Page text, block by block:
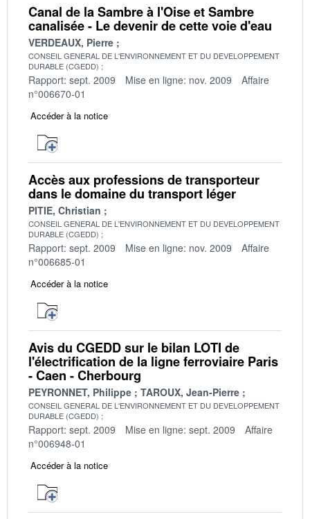
Canal de la Sambre à l'Oise et Sambre
canalisée - Le devenir de cette voie d'eau
VERDEAUX, Pierre
CONSEIL GENERAL DE L'ENVIRONNEMENT ET DU DEVELOPPEMENT
DURABLE (CGEDD)
Rapport: sept. 2009 Mise en ligne: nov. 2009
Affaire
n°006670-01
Accéder à la notice
Accès aux professions de transporteur
dans le domaine du transport léger
PITIE, Christian
CONSEIL GENERAL DE L'ENVIRONNEMENT ET DU DEVELOPPEMENT
DURABLE (CGEDD)
Rapport: sept. 2009 Mise en ligne: nov. 2009
Affaire
n°006685-01
Accéder à la notice
Avis du CGEDD sur le bilan LOTI de
l'électrification de la ligne ferroviaire Paris
- Caen - Cherbourg
PEYRONNET, Philippe TAROUX, Jean-Pierre
CONSEIL GENERAL DE L'ENVIRONNEMENT ET DU DEVELOPPEMENT
DURABLE (CGEDD)
Rapport: sept. 2009 Mise en ligne: sept. 2009
Affaire
n°006948-01
Accéder à la notice